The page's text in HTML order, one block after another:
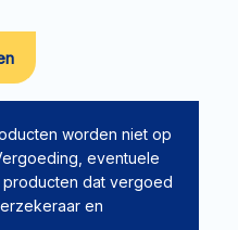
worden niet op
eventuele
dat vergoed
en